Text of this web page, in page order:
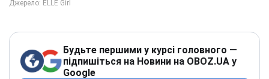
Будьте першими у курсі головного —
підпишіться на Новини на OBOZ.UA у
Google